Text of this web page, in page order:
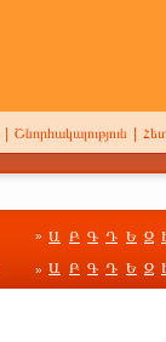
Շնորհակալություն
» Ա Բ Գ Դ Ե Զ
» Ա Բ Գ Դ Ե Զ